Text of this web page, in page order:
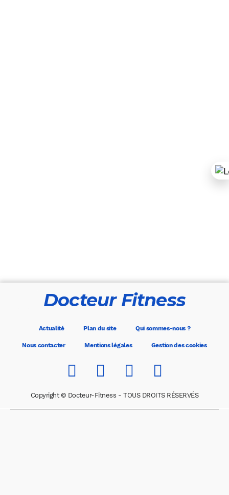
Docteur Fitness
Actualité Plan du site Qui sommes-nous ?
Nous contacter Mentions légales Gestion des cookies
Copyright © Docteur-Fitness - TOUS DROITS RÉSERVÉS